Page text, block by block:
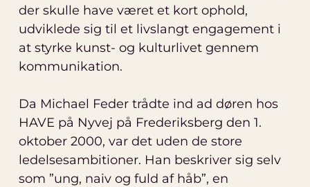
der skulle have været et kort ophold,
udviklede sig til et livslangt engagement i
at styrke kunst- og kulturlivet gennem
kommunikation.
Da Michael Feder trådte ind ad døren hos
HAVE på Nyvej på Frederiksberg den 1.
oktober 2000, var det uden de store
ledelsesambitioner. Han beskriver sig selv
som ”ung, naiv og fuld af håb”, en